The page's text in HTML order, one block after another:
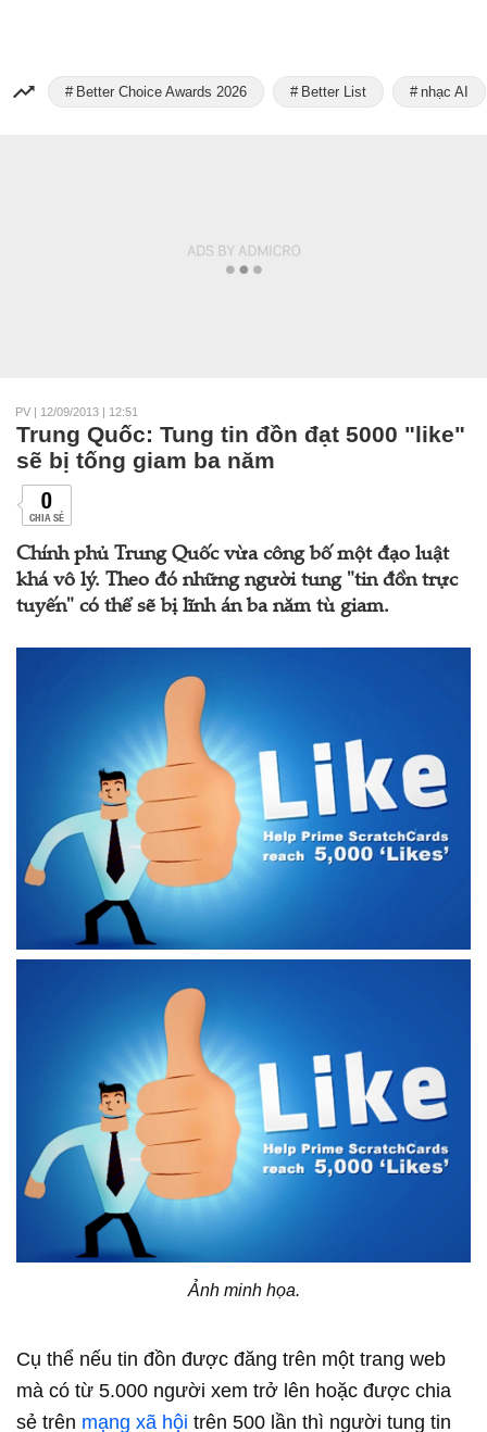
Better Choice Awards 2026 Better List nhạc AI
PV | 12/09/2013 | 12:51
Trung Quốc: Tung tin đồn đạt 5000 "like"
sẽ bị tống giam ba năm
0
CHIA SẺ
Chính phủ Trung Quốc vừa công bố một đạo luật
khá vô lý. Theo đó những người tung "tin đồn trực
tuyến" có thể sẽ bị lĩnh án ba năm tù giam.
Ảnh minh họa.
Cụ thể nếu tin đồn được đăng trên một trang web
mà có từ 5.000 người xem trở lên hoặc được chia
sẻ trên mạng xã hội trên 500 lần thì người tung tin